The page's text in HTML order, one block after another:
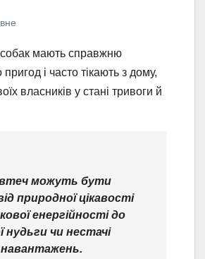
мають справжню
і часто тікають з дому,
власників у стані тривоги й
можуть бути
природної цікавості
енергійності до
нудьги чи нестачі
навантажень.